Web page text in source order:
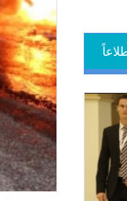
(علامة التبويب